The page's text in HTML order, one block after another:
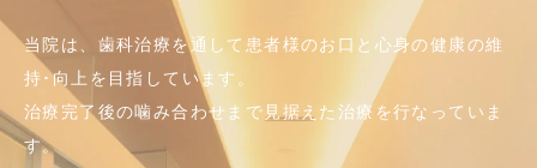
当院は、歯科治療を通して患者様のお口と心身の健康の維
持･向上を目指しています。
治療完了後の噛み合わせまで見据えた治療を行なっていま
す。